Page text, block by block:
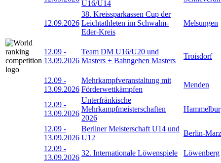
U16/U14
12.09.2026
38. Kreissparkassen Cup der
Leichtathleten im Schwalm-
Eder-Kreis
Melsungen
12.09 -
13.09.2026
Team DM U16/U20 und
Masters + Bahngehen Masters
Troisdorf
12.09 -
13.09.2026
Mehrkampfveranstaltung mit
Förderwettkämpfen
Menden
12.09 -
13.09.2026
Unterfränkische
Mehrkampfmeisterschaften
2026
12.09 -
13.09.2026
Berliner Meisterschaft U14 und
U12
Berlin-
12.09 -
13.09.2026
32. Internationale Löwenspiele
Löwenberg